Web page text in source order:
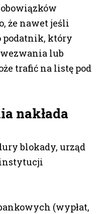
że nawet jeśli
podatnik, który
lub
trafić na listę pod
nakłada
blokady, urząd
instytucji
(wypłat,